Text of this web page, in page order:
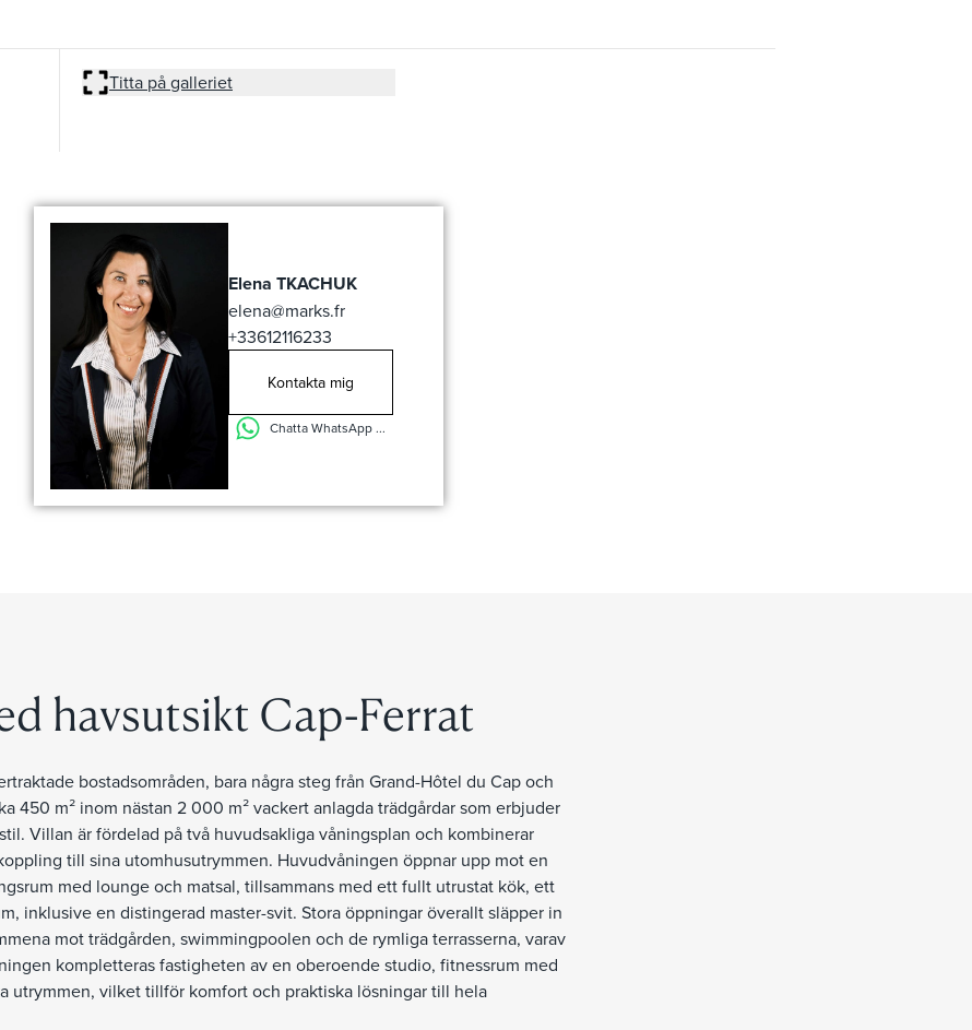
Titta på galleriet
Elena TKACHUK
elena@marks.fr
+33612116233
Kontakta mig
Chatta WhatsApp ...
havsutsikt Cap-Ferrat
bostadsområden, bara några steg från Grand-Hôtel du Cap och
450 m² inom nästan 2 000 m² vackert anlagda trädgårdar som erbjuder
Villan är fördelad på två huvudsakliga våningsplan och kombinerar
till sina utomhusutrymmen. Huvudvåningen öppnar upp mot en
med lounge och matsal, tillsammans med ett fullt utrustat kök, ett
inklusive en distingerad master-svit. Stora öppningar överallt släpper in
mot trädgården, swimmingpoolen och de rymliga terrasserna, varav
kompletteras fastigheten av en oberoende studio, fitnessrum med
utrymmen, vilket tillför komfort och praktiska lösningar till hela